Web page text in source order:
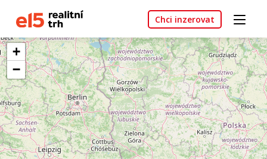
Chci inzerovat
+
−